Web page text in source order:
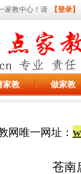
家教中心！请 【登录】
家教 做家教
网唯一网址：
苍南